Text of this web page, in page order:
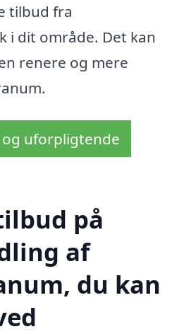
tilbud fra
i dit område. Det kan
renere og mere
uforpligtende
på
af
du kan